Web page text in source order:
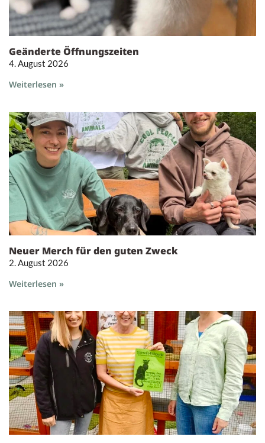
Geänderte Öffnungszeiten
4. August 2026
Weiterlesen »
Neuer Merch für den guten Zweck
2. August 2026
Weiterlesen »